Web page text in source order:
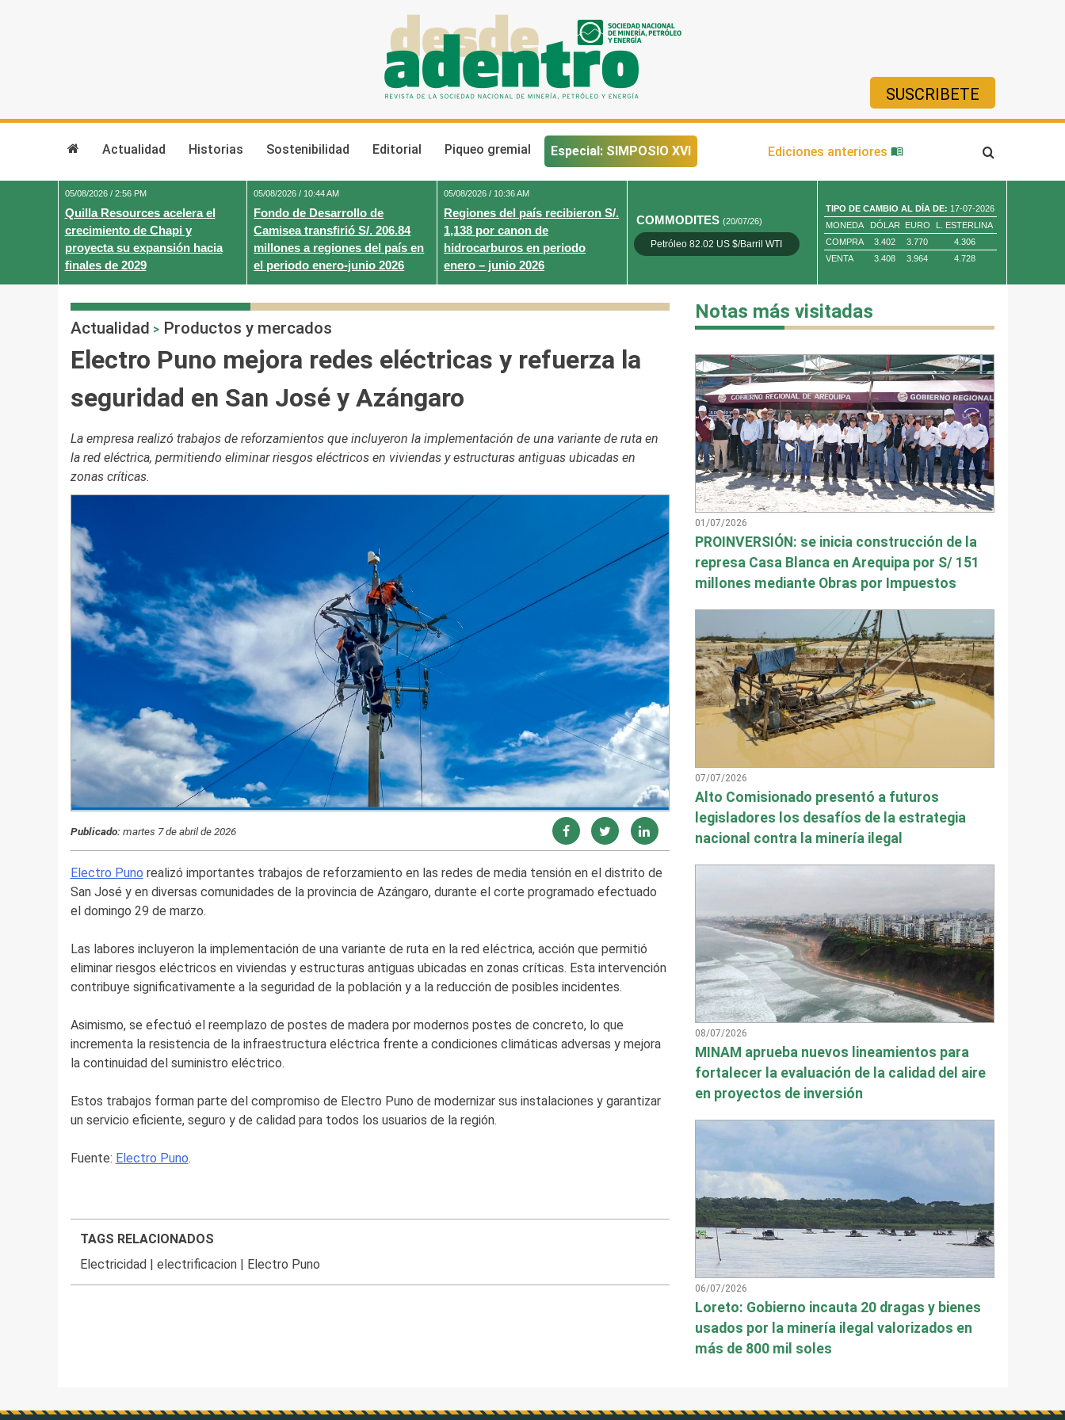
SUSCRIBETE
Actualidad Historias Sostenibilidad Editorial Piqueo gremial Especial: SIMPOSIO XVI Ediciones anteriores
05/08/2026 / 2:56 PM
Quilla Resources acelera el
crecimiento de Chapi y
proyecta su expansión hacia
finales de 2029
05/08/2026 / 10:44 AM
Fondo de Desarrollo de
Camisea transfirió S/. 206.84
millones a regiones del país en
el periodo enero-junio 2026
05/08/2026 / 10:36 AM
Regiones del país recibieron S/.
1,138 por canon de
hidrocarburos en periodo
enero – junio 2026
COMMODITES(20/07/26)
Petróleo 82.02 US $/Barril WTI Oro 4,010.80 US $/ Oz. Tr.
TIPO DE CAMBIO AL DÍA DE: 17-07-2026
MONEDA
DÓLAR EURO
L. ESTERLINA
COMPRA
3.402 3.770
4.306
VENTA
3.408 3.964 4.728
Actualidad > Productos y mercados
Electro Puno mejora redes eléctricas y refuerza la
seguridad en San José y Azángaro
La empresa realizó trabajos de reforzamientos que incluyeron la implementación de una variante de ruta en
la red eléctrica, permitiendo eliminar riesgos eléctricos en viviendas y estructuras antiguas ubicadas en
zonas críticas.
Publicado:martes 7 de abril de 2026
Electro Puno realizó importantes trabajos de reforzamiento en las redes de media tensión en el distrito de
San José y en diversas comunidades de la provincia de Azángaro, durante el corte programado efectuado
el domingo 29 de marzo.
Las labores incluyeron la implementación de una variante de ruta en la red eléctrica, acción que permitió
eliminar riesgos eléctricos en viviendas y estructuras antiguas ubicadas en zonas críticas. Esta intervención
contribuye significativamente a la seguridad de la población y a la reducción de posibles incidentes.
Asimismo, se efectuó el reemplazo de postes de madera por modernos postes de concreto, lo que
incrementa la resistencia de la infraestructura eléctrica frente a condiciones climáticas adversas y mejora
la continuidad del suministro eléctrico.
Estos trabajos forman parte del compromiso de Electro Puno de modernizar sus instalaciones y garantizar
un servicio eficiente, seguro y de calidad para todos los usuarios de la región.
Fuente: Electro Puno.
TAGS RELACIONADOS
Electricidad |electrificacion | Electro Puno
Notas más visitadas
01/07/2026
PROINVERSIÓN: se inicia construcción de la
represa Casa Blanca en Arequipa por S/ 151
millones mediante Obras por Impuestos
07/07/2026
Alto Comisionado presentó a futuros
legisladores los desafíos de la estrategia
nacional contra la minería ilegal
08/07/2026
MINAM aprueba nuevos lineamientos para
fortalecer la evaluación de la calidad del aire
en proyectos de inversión
06/07/2026
Loreto: Gobierno incauta 20 dragas y bienes
usados por la minería ilegal valorizados en
más de 800 mil soles